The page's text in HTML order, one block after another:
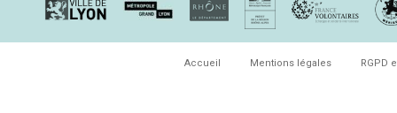
Accueil Mentions légales RGPD